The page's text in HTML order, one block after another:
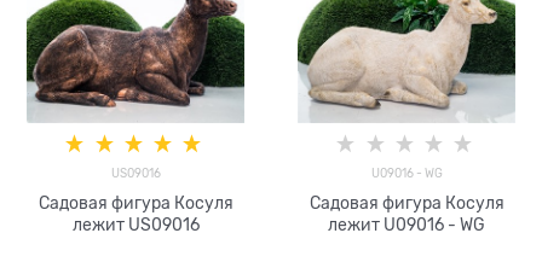
US09016
Садовая фигура Косуля
лежит US09016
U09016 - WG
Садовая фигура Косуля
лежит U09016 - WG